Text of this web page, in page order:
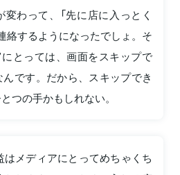
わって、「先に店に入っとく
絡するようになったでしょ。そ
とっては、画面をスキップで
です。だから、スキップでき
つの手かもしれない。
メディアにとってめちゃくち